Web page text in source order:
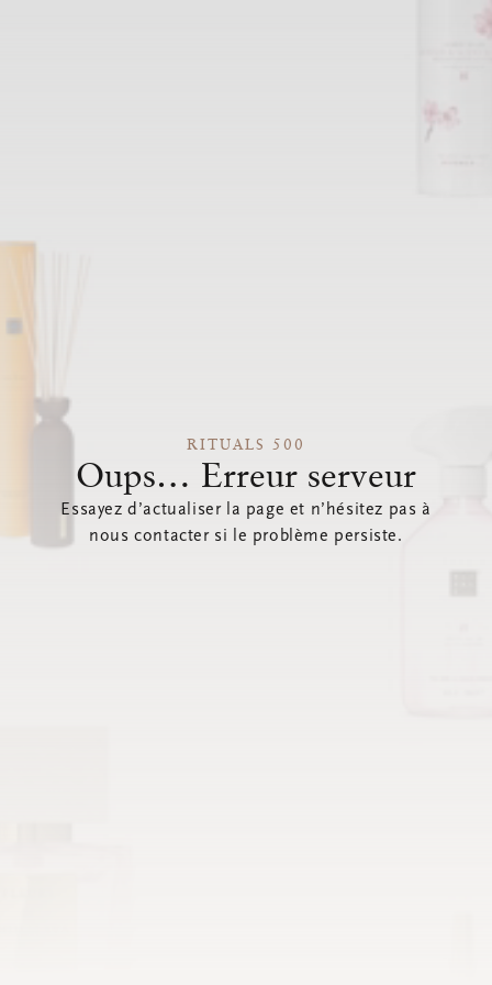
RITUALS 500
Oups… Erreur serveur
Essayez d’actualiser la page et n’hésitez pas à
nous contacter si le problème persiste.